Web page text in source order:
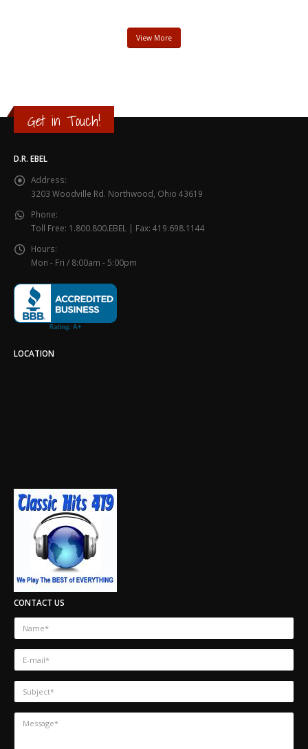
View More
Get in Touch!
D.R. EBEL
Address:
3203 Woodville Rd. Northwood, Ohio 43619
Phone:
Toll Free: 1.800.800.EBEL | Fax: 419.698.1144
Hours:
Mon - Fri / 8:00am - 5:00pm
LOCATION
CONTACT US